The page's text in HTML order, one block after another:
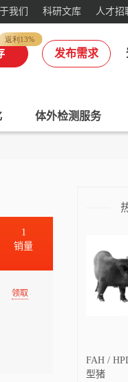
我们 科研文库 人才招
度
发布需求
体外检测服务
1
销量
领取
FAH /
型猪